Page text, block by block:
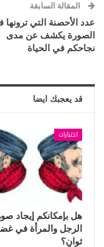
المقالة السابقة
عدد الأحصنة التي ترونها
الصورة يكشف عن مدى
نجاحكم في الحياة
قد يعجبك ايضا
اختبارات
هل بإمكانكم إيجاد
ثوانٍ؟